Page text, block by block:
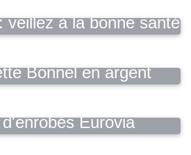
veillez à la bonne santé
vos arbres
Bonnel en argent
Eurovia